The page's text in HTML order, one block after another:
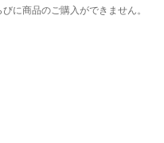
に商品のご購入ができません。